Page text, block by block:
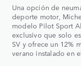
Una opción de
deporte motor,
modelo Pilot Sport
exclusivo que solo
SV y ofrece un 12%
verano instalado en